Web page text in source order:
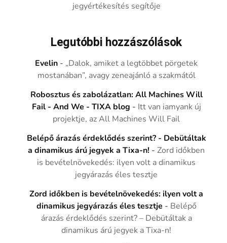
jegyértékesítés segítője
Legutóbbi hozzászólások
Evelin - „Dalok, amiket a legtöbbet pörgetek
mostanában”, avagy zeneajánló a szakmától
Robosztus és zabolázatlan: All Machines Will
Fail - And We - TIXA blog - Itt van iamyank új
projektje, az All Machines Will Fail
Belépő árazás érdeklődés szerint? - Debütáltak
a dinamikus árú jegyek a Tixa-n! -Zord időkben
is bevételnövekedés: ilyen volt a dinamikus
jegyárazás éles tesztje
Zord időkben is bevételnövekedés: ilyen volt a
dinamikus jegyárazás éles tesztje - Belépő
árazás érdeklődés szerint? – Debütáltak a
dinamikus árú jegyek a Tixa-n!